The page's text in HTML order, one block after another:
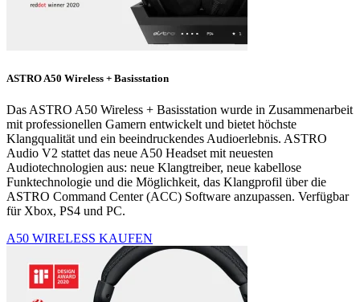
ASTRO A50 Wireless + Basisstation
Das ASTRO A50 Wireless + Basisstation wurde in Zusammenarbeit
mit professionellen Gamern entwickelt und bietet höchste
Klangqualität und ein beeindruckendes Audioerlebnis. ASTRO
Audio V2 stattet das neue A50 Headset mit neuesten
Audiotechnologien aus: neue Klangtreiber, neue kabellose
Funktechnologie und die Möglichkeit, das Klangprofil über die
ASTRO Command Center (ACC) Software anzupassen. Verfügbar
für Xbox, PS4 und PC.
A50 WIRELESS KAUFEN